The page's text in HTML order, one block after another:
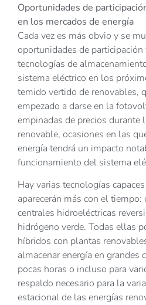
Oportunidades de
en los mercados de energía
Cada vez es más obvio y se
oportunidades de
tecnologías de
sistema eléctrico en los
temido vertido de renovables,
empezado a darse en la
empinadas de precios durante
renovable, ocasiones en las
energía tendrá un impacto
funcionamiento del sistema
Hay varias tecnologías
aparecerán más con el
centrales hidroeléctricas
hidrógeno verde. Todas ellas
híbridos con plantas
almacenar energía en grandes
pocas horas o incluso para
respaldo necesario para la
estacional de las energías